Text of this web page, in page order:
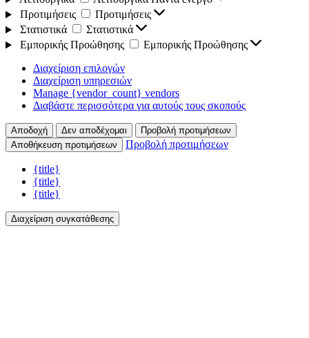
Προτιμήσεις
Προτιμήσεις
Στατιστικά
Στατιστικά
Εμπορικής Προώθησης
Εμπορικής Προώθησης
Διαχείριση επιλογών
Διαχείριση υπηρεσιών
Manage {vendor_count} vendors
Διαβάστε περισσότερα για αυτούς τους σκοπούς
Αποδοχή Δεν αποδέχομαι
Προβολή προτιμήσεων
Αποθήκευση προτιμήσεων
Προβολή προτιμήσεων
{title}
{title}
{title}
Διαχείριση συγκατάθεσης